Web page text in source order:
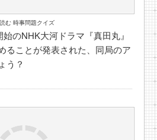
む 時事問題クイズ
のNHK大河ドラマ『真田丸』
ることが発表された、同局のア
う？